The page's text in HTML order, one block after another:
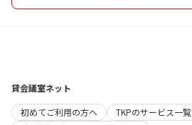
貸会議室ネット
初めてご利用の方へ
TKPのサービス一覧